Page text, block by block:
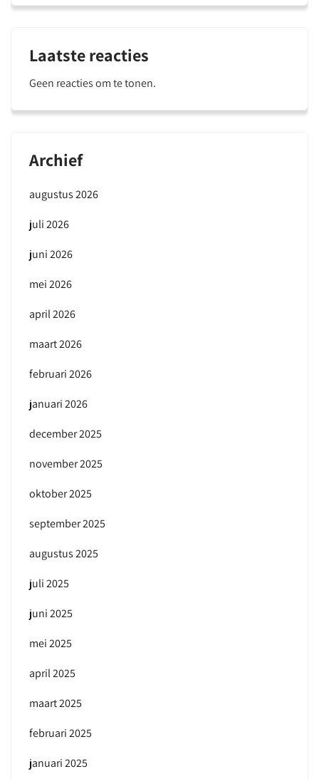
Laatste reacties
Geen reacties om te tonen.
Archief
augustus 2026
juli 2026
juni 2026
mei 2026
april 2026
maart 2026
februari 2026
januari 2026
december 2025
november 2025
oktober 2025
september 2025
augustus 2025
juli 2025
juni 2025
mei 2025
april 2025
maart 2025
februari 2025
januari 2025